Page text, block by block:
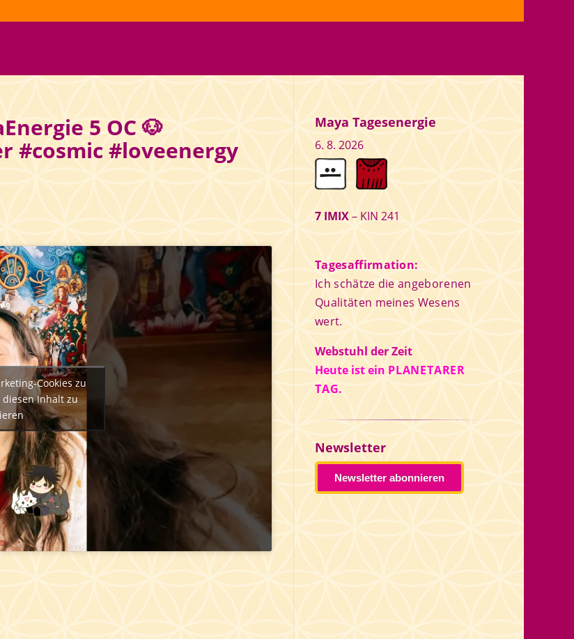
5 OC 🐶
#cosmic #loveenergy
Cookies zu
Inhalt zu
Maya Tagesenergie
6. 8. 2026
7 IMIX– KIN 241
Tagesaffirmation:
Ich schätze die angeborenen
Qualitäten meines Wesens
wert.
Webstuhl der Zeit
Heute ist ein PLANETARER
TAG.
Newsletter
Newsletter abonnieren